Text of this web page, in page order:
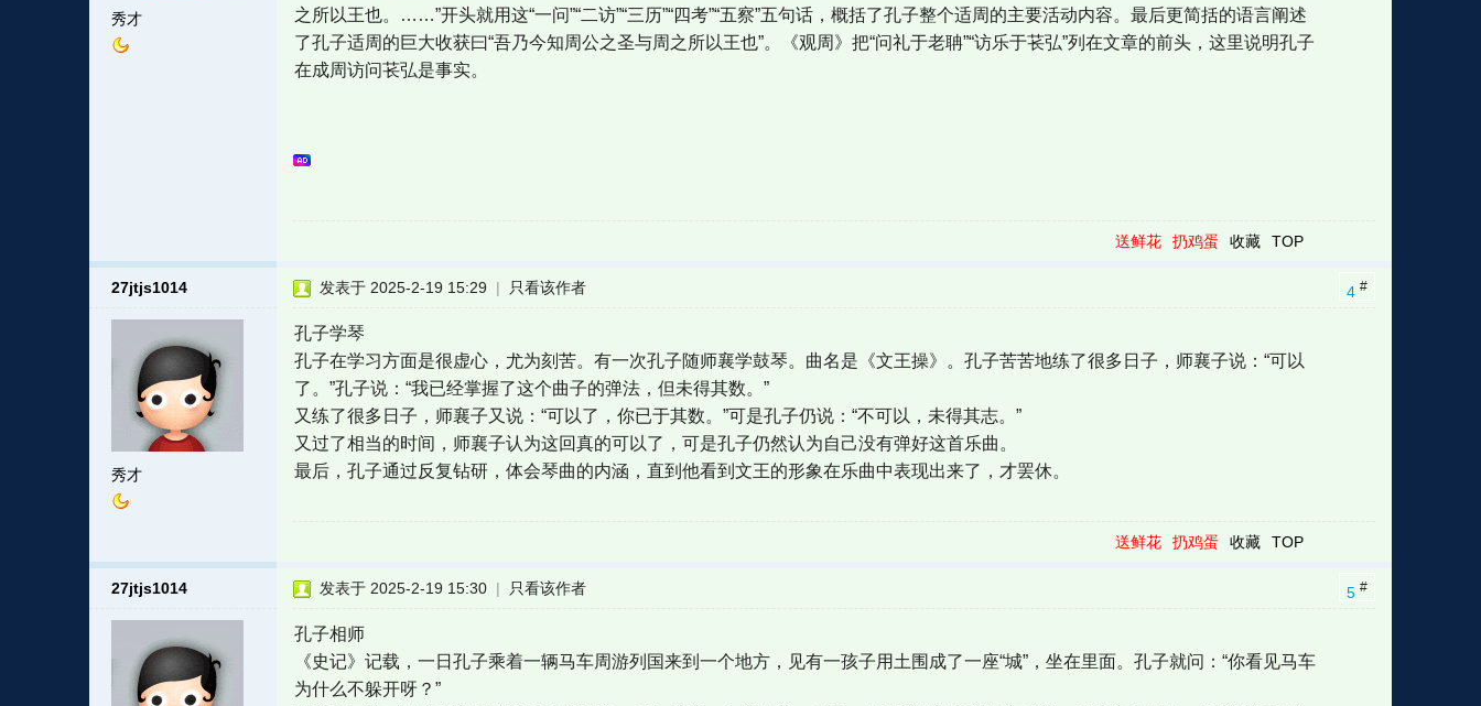
秀才
之所以王也。……”开头就用这“一问”“二访”“三历”“四考”“五察”五句话，概括了孔子整个适周的主要活动内容。最后更简括的语言阐述
了孔子适周的巨大收获曰“吾乃今知周公之圣与周之所以王也”。《观周》把“问礼于老聃”“访乐于苌弘”列在文章的前头，这里说明孔子
在成周访问苌弘是事实。
送鲜花 扔鸡蛋 收藏 TOP
27jtjs1014
秀才
4 #
发表于 2025-2-19 15:29 | 只看该作者
孔子学琴
孔子在学习方面是很虚心，尤为刻苦。有一次孔子随师襄学鼓琴。曲名是《文王操》。孔子苦苦地练了很多日子，师襄子说：“可以
了。”孔子说：“我已经掌握了这个曲子的弹法，但未得其数。”
又练了很多日子，师襄子又说：“可以了，你已于其数。”可是孔子仍说：“不可以，未得其志。”
又过了相当的时间，师襄子认为这回真的可以了，可是孔子仍然认为自己没有弹好这首乐曲。
最后，孔子通过反复钻研，体会琴曲的内涵，直到他看到文王的形象在乐曲中表现出来了，才罢休。
送鲜花 扔鸡蛋 收藏 TOP
27jtjs1014 5 #
发表于 2025-2-19 15:30 | 只看该作者
孔子相师
《史记》记载，一日孔子乘着一辆马车周游列国来到一个地方，见有一孩子用土围成了一座“城”，坐在里面。孔子就问：“你看见马车
为什么不躲开呀？”